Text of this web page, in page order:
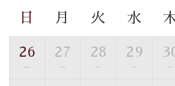
※男性大浴場までのご移動には階段
ご了承のほどお願いいたします。
■貸切温泉風呂 （40分2000円）
日 月 火 水
26
—
27
—
28
—
29
— —